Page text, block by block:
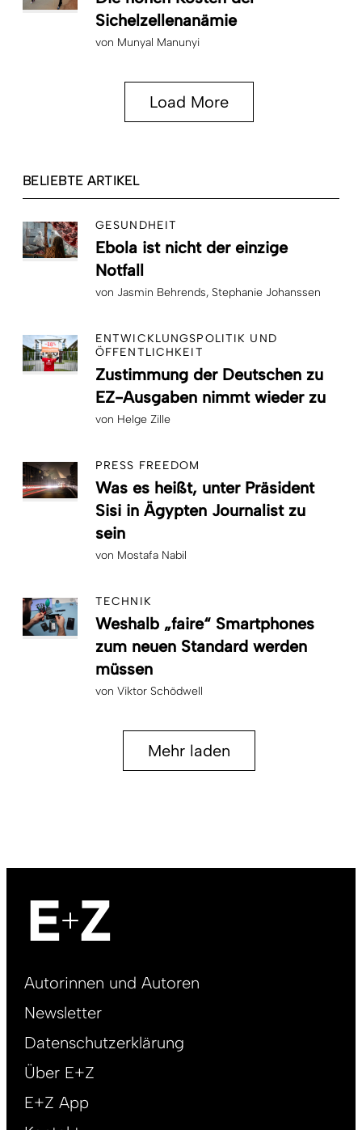
Sichelzellenanämie
von Munyal Manunyi
Load More
BELIEBTE ARTIKEL
GESUNDHEIT
Ebola ist nicht der einzige
Notfall
von Jasmin Behrends Stephanie Johanssen
ENTWICKLUNGSPOLITIK UND
ÖFFENTLICHKEIT
Zustimmung der Deutschen zu
EZ-Ausgaben nimmt wieder zu
von Helge Zille
PRESS FREEDOM
Was es heißt, unter Präsident
Sisi in Ägypten Journalist zu
sein
von Mostafa Nabil
TECHNIK
Weshalb „faire“ Smartphones
zum neuen Standard werden
müssen
von Viktor Schödwell
Mehr laden
Footer
DE
Autorinnen und Autoren
Newsletter
Datenschutzerklärung
Über E+Z
E+Z App